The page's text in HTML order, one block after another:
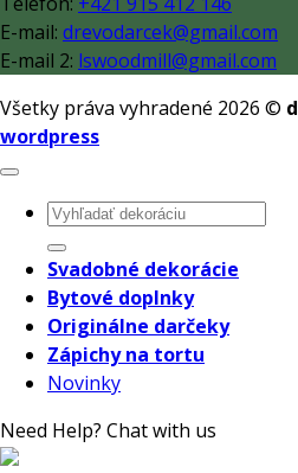
E-mail: drevodarcek@gmail.com
E-mail 2: lswoodmill@gmail.com
Všetky práva vyhradené 2026 ©
wordpress
Hľadať:
Svadobné dekorácie
Bytové doplnky
Originálne darčeky
Zápichy na tortu
Novinky
Need Help? Chat with us